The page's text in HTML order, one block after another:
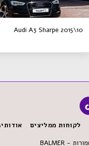
Audi A3 Sharpe 2015\10
לקוחות ממליצים
BALMER